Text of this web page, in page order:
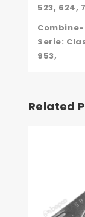
523, 624,
Serie:
953,
Related